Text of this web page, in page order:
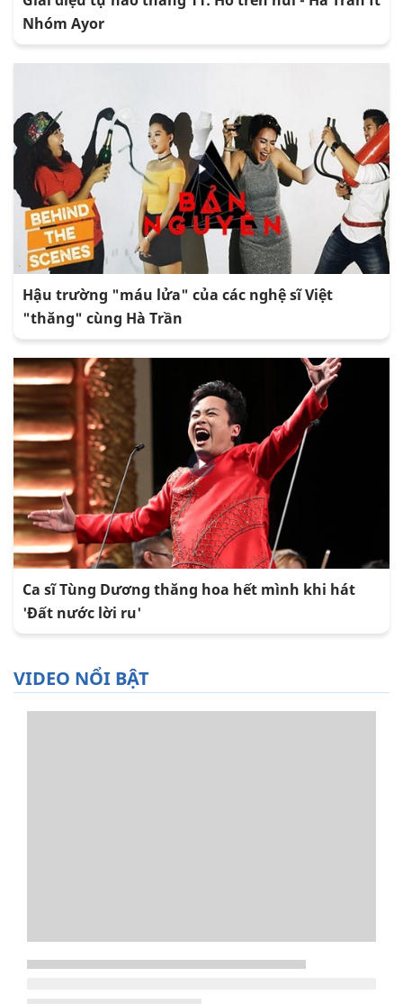
Nhóm Ayor
Hậu trường "máu lửa" của các nghệ sĩ Việt
"thăng" cùng Hà Trần
Ca sĩ Tùng Dương thăng hoa hết mình khi hát
'Đất nước lời ru'
VIDEO NỔI BẬT